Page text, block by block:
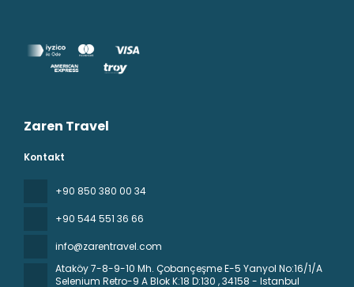
Zaren Travel
Kontakt
+90 850 380 00 34
+90 544 551 36 66
info@zarentravel.com
Ataköy 7-8-9-10 Mh. Çobançeşme E-5 Yanyol No:16/1/A
Selenium Retro-9 A Blok K:18 D:130 , 34158 - Istanbul